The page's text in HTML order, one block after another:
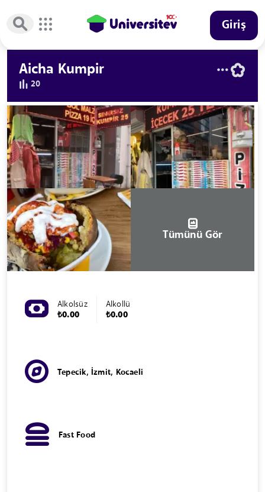
Giriş
Aicha Kumpir
20
Tümünü Gör
Alkolsüz
₺0.00
Alkollü
₺0.00
Tepecik, İzmit, Kocaeli
Fast Food